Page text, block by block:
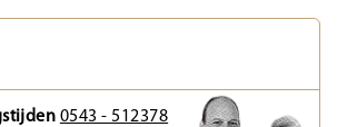
0543 - 512378